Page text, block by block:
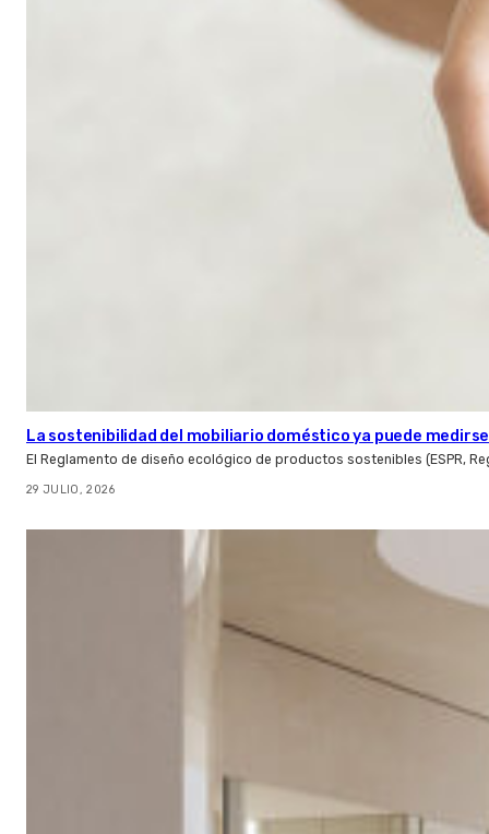
La sostenibilidad del mobiliario doméstico ya puede
El Reglamento de diseño ecológico de productos sostenibles (ESPR,
29 JULIO, 2026